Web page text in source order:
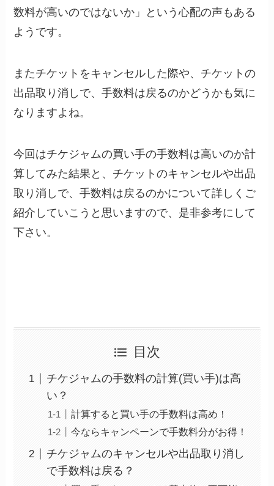
数料が高いのではないか」という心配の声もある
ようです。
またチケットをキャンセルした際や、チケットの
出品取り消しで、手数料は戻るのかどうかも気に
なりますよね。
今回はチケジャムの買い手の手数料は高いのか計
算してみた結果と、チケットのキャンセルや出品
取り消しで、手数料は戻るのかについて詳しくご
紹介していこうと思いますので、是非参考にして
下さい。
目次
チケジャムの手数料の計算(買い手)は高
い？
計算すると買い手の手数料は高め！
今ならキャンペーンで手数料分がお得！
チケジャムのキャンセルや出品取り消し
で手数料は戻る？